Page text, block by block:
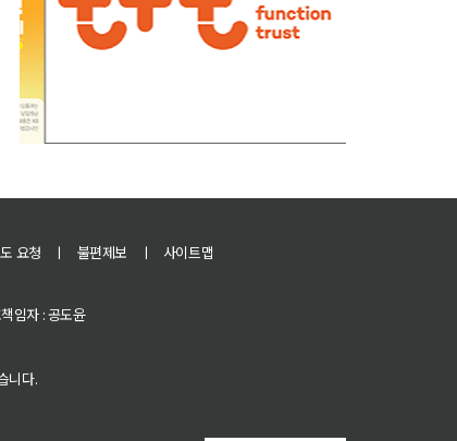
요청 ㅣ 불편제보 ㅣ
사이트맵
임자 : 공도윤
니다.